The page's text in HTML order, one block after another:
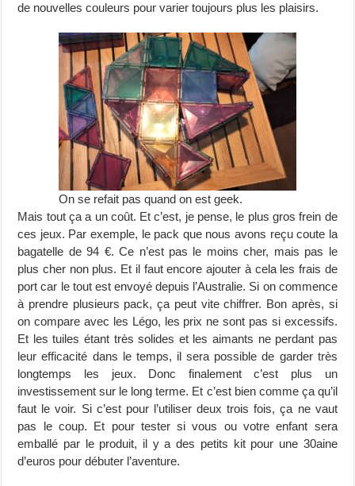
de nouvelles couleurs pour varier toujours plus les plaisirs.
On se refait pas quand on est geek.
Mais tout ça a un coût. Et c’est, je pense, le plus gros frein de
ces jeux. Par exemple, le pack que nous avons reçu coute la
bagatelle de 94 €. Ce n’est pas le moins cher, mais pas le
plus cher non plus. Et il faut encore ajouter à cela les frais de
port car le tout est envoyé depuis l’Australie. Si on commence
à prendre plusieurs pack, ça peut vite chiffrer. Bon après, si
on compare avec les Légo, les prix ne sont pas si excessifs.
Et les tuiles étant très solides et les aimants ne perdant pas
leur efficacité dans le temps, il sera possible de garder très
longtemps les jeux. Donc finalement c’est plus un
investissement sur le long terme. Et c’est bien comme ça qu’il
faut le voir. Si c’est pour l’utiliser deux trois fois, ça ne vaut
pas le coup. Et pour tester si vous ou votre enfant sera
emballé par le produit, il y a des petits kit pour une 30aine
d’euros pour débuter l’aventure.